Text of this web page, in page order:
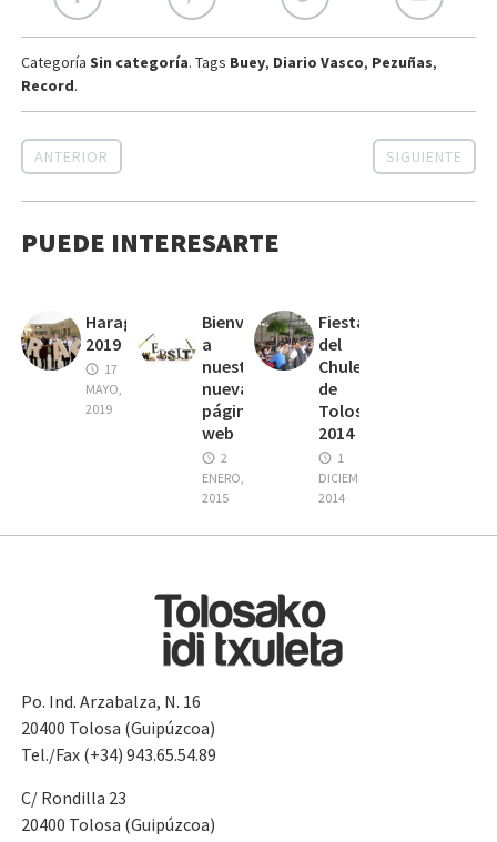
Categoría Sin categoría. Tags Buey, Diario Vasco, Pezuñas,
Record.
ANTERIOR SIGUIENTE
PUEDE INTERESARTE
Haragi
2019
17
MAYO,
2019
Bienvenidos
a
nuestra
nueva
página
web
2
ENERO,
2015
Fiesta
del
Chuletón
de
Tolosa
2014
1
DICIEMBRE,
2014
Po. Ind. Arzabalza, N. 16
20400 Tolosa (Guipúzcoa)
Tel./Fax (+34) 943.65.54.89
C/ Rondilla 23
20400 Tolosa (Guipúzcoa)